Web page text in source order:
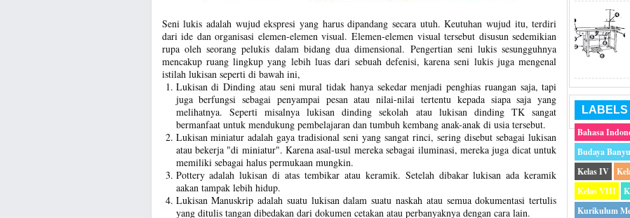
Seni lukis adalah wujud ekspresi yang harus dipandang secara utuh. Keutuhan wujud itu, terdiri
dari ide dan organisasi elemen-elemen visual. Elemen-elemen visual tersebut disusun sedemikian
rupa oleh seorang pelukis dalam bidang dua dimensional. Pengertian seni lukis sesungguhnya
mencakup ruang lingkup yang lebih luas dari sebuah defenisi, karena seni lukis juga mengenal
istilah lukisan seperti di bawah ini,
Lukisan di Dinding atau seni mural tidak hanya sekedar menjadi penghias ruangan saja, tapi
juga berfungsi sebagai penyampai pesan atau nilai-nilai tertentu kepada siapa saja yang
melihatnya. Seperti misalnya lukisan dinding sekolah atau lukisan dinding TK sangat
bermanfaat untuk mendukung pembelajaran dan tumbuh kembang anak-anak di usia tersebut.
Lukisan miniatur adalah gaya tradisional seni yang sangat rinci, sering disebut sebagai lukisan
atau bekerja "di miniatur". Karena asal-usul mereka sebagai iluminasi, mereka juga dicat untuk
memiliki sebagai halus permukaan mungkin.
Pottery adalah lukisan di atas tembikar atau keramik. Setelah dibakar lukisan ada keramik
aakan tampak lebih hidup.
Lukisan Manuskrip adalah suatu lukisan dalam suatu naskah atau semua dokumentasi tertulis
yang ditulis tangan dibedakan dari dokumen cetakan atau perbanyaknya dengan cara lain.
LABELS
Bahasa
Budaya
Kelas IV
Kelas VIII
Kurikulum